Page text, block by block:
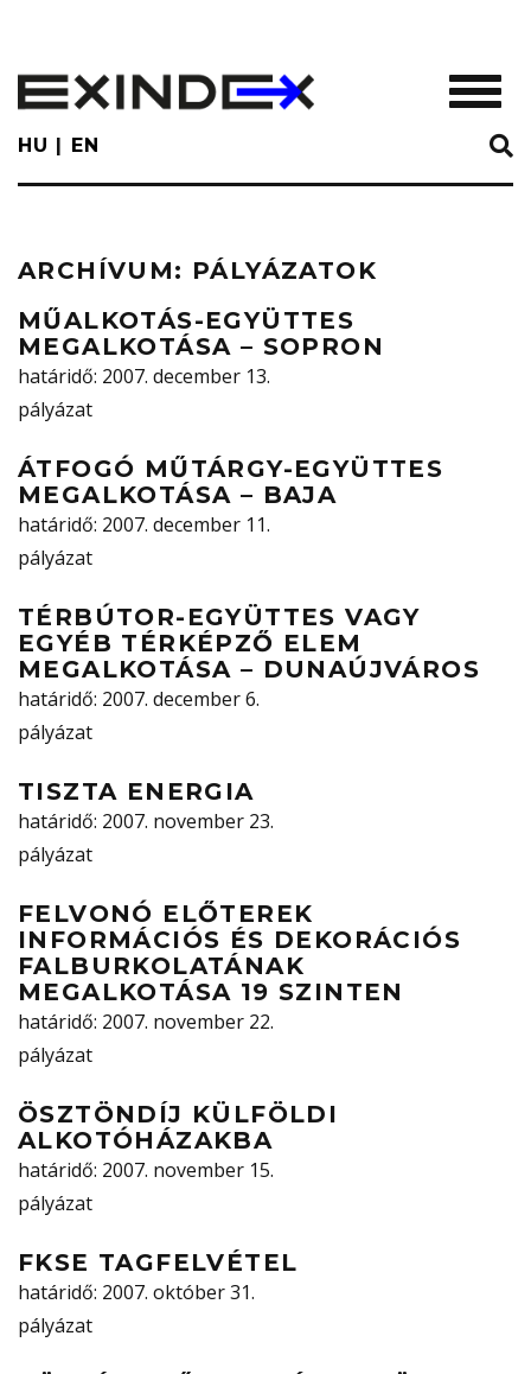
main
content
HU EN
ARCHÍVUM: PÁLYÁZATOK
MŰALKOTÁS-EGYÜTTES
MEGALKOTÁSA – SOPRON
határidő: 2007. december 13.
pályázat
ÁTFOGÓ MŰTÁRGY-EGYÜTTES
MEGALKOTÁSA – BAJA
határidő: 2007. december 11.
pályázat
TÉRBÚTOR-EGYÜTTES VAGY
EGYÉB TÉRKÉPZŐ ELEM
MEGALKOTÁSA – DUNAÚJVÁROS
határidő: 2007. december 6.
pályázat
TISZTA ENERGIA
határidő: 2007. november 23.
pályázat
FELVONÓ ELŐTEREK
INFORMÁCIÓS ÉS DEKORÁCIÓS
FALBURKOLATÁNAK
MEGALKOTÁSA 19 SZINTEN
határidő: 2007. november 22.
pályázat
ÖSZTÖNDÍJ KÜLFÖLDI
ALKOTÓHÁZAKBA
határidő: 2007. november 15.
pályázat
FKSE TAGFELVÉTEL
határidő: 2007. október 31.
pályázat